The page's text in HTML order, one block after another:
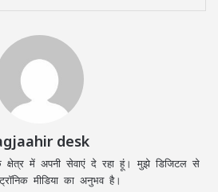
desk
क्षेत्र में अपनी सेवाएं दे रहा हूं। मुझे डिजिटल से
मीडिया का अनुभव है।